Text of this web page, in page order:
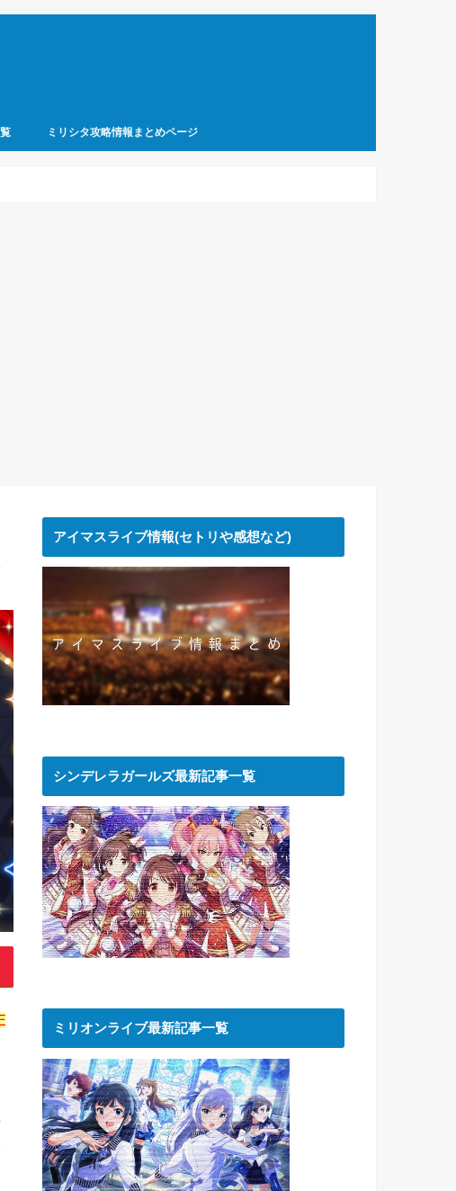
ミリシタ攻略情報まとめページ
アイマスライブ情報(セトリや感想など)
シンデレラガールズ最新記事一覧
ミリオンライブ最新記事一覧